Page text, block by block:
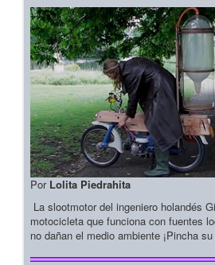
Por Lolita Piedrahita
La slootmotor del ingeniero holandés
motocicleta que funciona con fuentes
no dañan el medio ambiente ¡Pincha